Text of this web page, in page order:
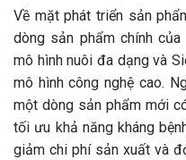
Về mặt phát triển sản
dòng sản phẩm chính
mô hình nuôi đa dạng và
mô hình công nghệ cao.
một dòng sản phẩm mới
tối ưu khả năng kháng
giảm chi phí sản xuất và